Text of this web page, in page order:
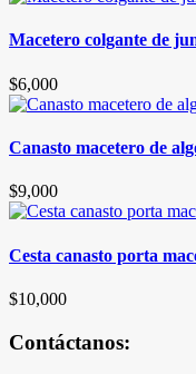
Macetero colgante de
$6,000
Canasto macetero de
$9,000
Cesta canasto porta
$10,000
Contáctanos: